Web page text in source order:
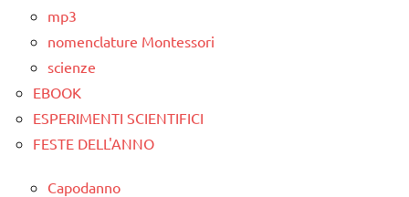
mp3
nomenclature Montessori
scienze
EBOOK
ESPERIMENTI SCIENTIFICI
FESTE DELL'ANNO
Capodanno